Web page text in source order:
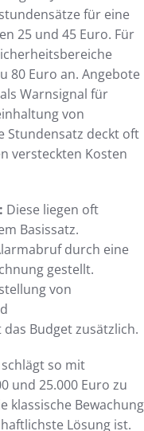
für eine
25 und 45 Euro. Für
80 Euro an. Angebote
Warnsignal für
von
Stundensatz deckt oft
versteckten Kosten
Diese liegen oft
Basissatz.
durch eine
gestellt.
von
Budget zusätzlich.
so mit
und 25.000 Euro zu
klassische Bewachung
Lösung ist.